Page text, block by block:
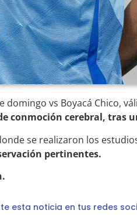
vs Boyacá Chico,
conmoción cerebral, tras
se realizaron los
pertinentes.
esta noticia en tus redes